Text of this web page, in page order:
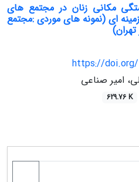
مکانی زنان در مجتمع های
ای (نمونه های موردی :مجتمع
https://doi.org/
امیر صناعی
629.76 K